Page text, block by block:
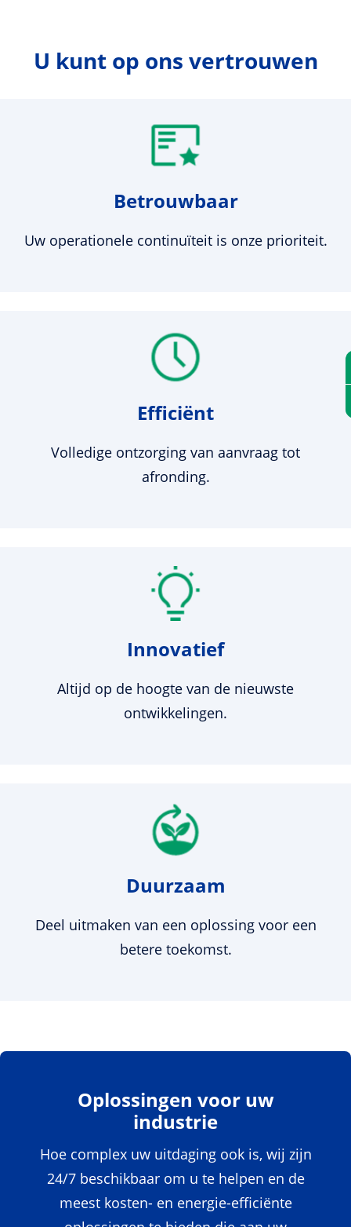
U kunt op ons vertrouwen
Betrouwbaar
Uw operationele continuïteit is onze prioriteit.
Efficiënt
Volledige ontzorging van aanvraag tot
afronding.
Innovatief
Altijd op de hoogte van de nieuwste
ontwikkelingen.
Duurzaam
Deel uitmaken van een oplossing voor een
betere toekomst.
Oplossingen voor uw
industrie
Hoe complex uw uitdaging ook is, wij zijn
24/7 beschikbaar om u te helpen en de
meest kosten- en energie-efficiënte